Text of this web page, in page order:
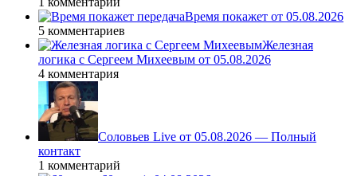
Время покажет от 05.08.2026
5 комментариев
Железная
логика с Сергеем Михеевым от 05.08.2026
4 комментария
Соловьев Live от 05.08.2026 — Полный
контакт
1 комментарий